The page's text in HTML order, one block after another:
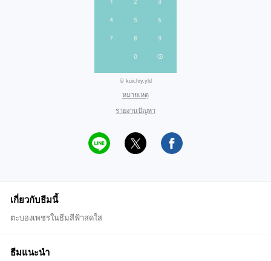
© kuichiy.yld
หมายเหตุ
รายงานปัญหา
เกี่ยวกับธีมนี้
ตะบองเพชรในธีมสีฟ้าสดใส
ธีมแนะนำ